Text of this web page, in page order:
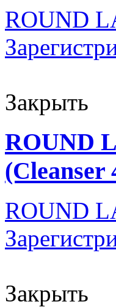
ROUND
Закрыть
ROUND
(Cleanser
ROUND
Закрыть